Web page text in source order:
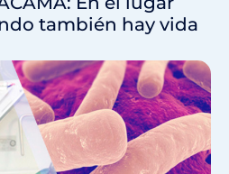
también hay vida